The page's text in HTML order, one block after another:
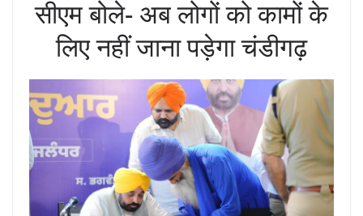
सीएम बोले- अब लोगों को कामों के
लिए नहीं जाना पड़ेगा चंडीगढ़